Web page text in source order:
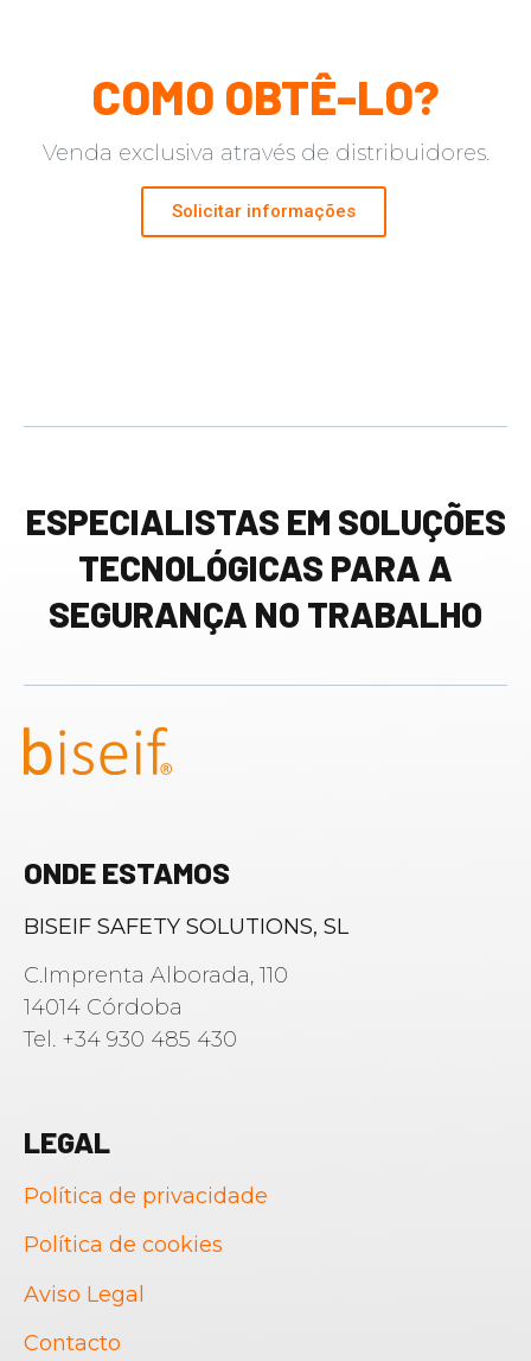
COMO OBTÊ-LO?​
Venda exclusiva através de distribuidores.
Solicitar informações
ESPECIALISTAS EM SOLUÇÕES
TECNOLÓGICAS PARA A
SEGURANÇA NO TRABALHO
ONDE ESTAMOS
BISEIF SAFETY SOLUTIONS, SL
C.Imprenta Alborada, 110
14014 Córdoba
Tel. +34 930 485 430
LEGAL
Política de privacidade
Política de cookies
Aviso Legal
Contacto
Français